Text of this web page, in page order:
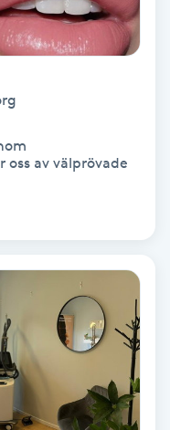
av välprövade